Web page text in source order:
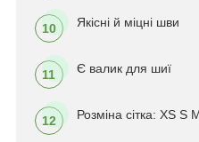
10 Якісні й міцні шви
11 Є валик для шиї
12 Розміна сітка: XS S